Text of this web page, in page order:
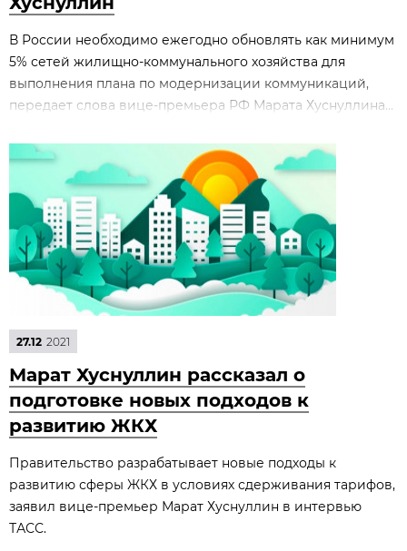
В России необходимо ежегодно обновлять как минимум
5% сетей жилищно-коммунального хозяйства для
выполнения плана по модернизации коммуникаций,
передает слова вице-премьера РФ Марата Хуснуллина...
27.12 2021
Марат Хуснуллин рассказал о
подготовке новых подходов к
развитию ЖКХ
Правительство разрабатывает новые подходы к
развитию сферы ЖКХ в условиях сдерживания тарифов,
заявил вице-премьер Марат Хуснуллин в интервью
ТАСС.